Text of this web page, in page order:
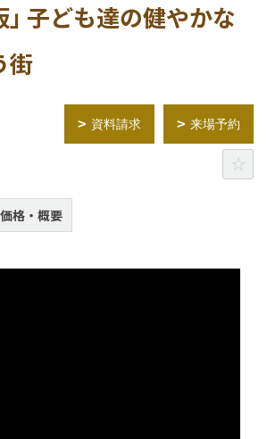
｣ 子ども達の健やかな
街
資料請求 来場予約
格・概要